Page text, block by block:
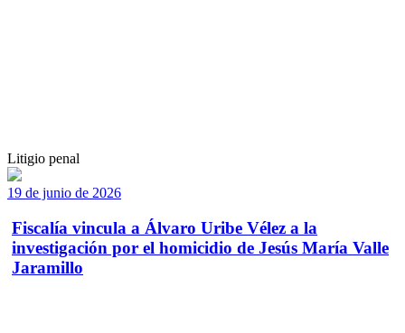
Litigio penal
19 de junio de 2026
Fiscalía vincula a Álvaro Uribe Vélez a la
investigación por el homicidio de Jesús María Valle
Jaramillo